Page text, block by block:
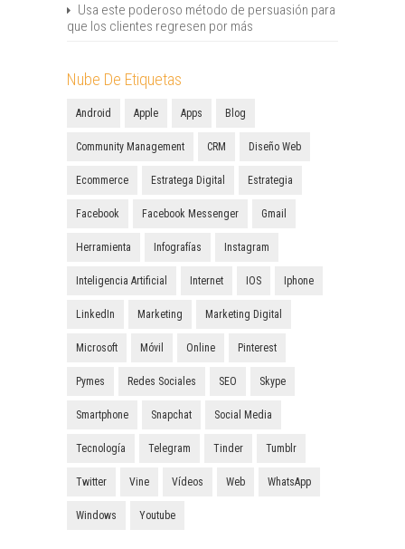
Usa este poderoso método de persuasión para
que los clientes regresen por más
Nube De Etiquetas
Android Apple Apps Blog
Community Management CRM Diseño Web
Ecommerce Estratega Digital Estrategia
Facebook Facebook Messenger Gmail
Herramienta Infografías Instagram
Inteligencia Artificial Internet IOS Iphone
LinkedIn Marketing Marketing Digital
Microsoft Móvil Online Pinterest
Pymes Redes Sociales SEO Skype
Smartphone Snapchat Social Media
Tecnología Telegram Tinder Tumblr
Twitter Vine Vídeos Web WhatsApp
Windows Youtube